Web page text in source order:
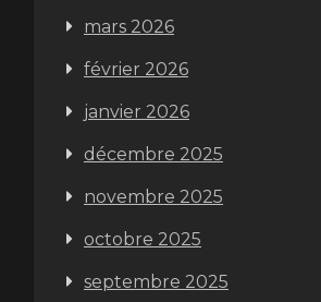
mars 2026
février 2026
janvier 2026
décembre 2025
novembre 2025
octobre 2025
septembre 2025